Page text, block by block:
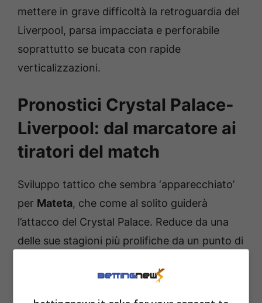
mettere in grave difficoltà la retroguardia del
Liverpool, parsa impacciata e perforabile
soprattutto se bucata con rapide
verticalizzazioni.
Pronostici Crystal Palace-
Liverpool: dal marcatore ai
tiratori del match
Sviluppo tattico che sembra ‘apparecchiato’
per Mateta, che come al solito guiderà
l’attacco del Crystal Palace. Reduce da una
delle sue stagioni più prolifiche da un punto di
, l’attaccante francese può fare il
bello e il cattivo tempo. Rivitalizzato dalla